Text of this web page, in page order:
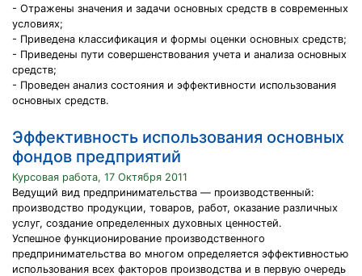
- Отражены значения и задачи основных средств в современных
условиях;
- Приведена классификация и формы оценки основных средств;
- Приведены пути совершенствования учета и анализа основных
средств;
- Проведен анализ состояния и эффективности использования
основных средств.
Эффективность использования основных
фондов предприятий
Курсовая работа, 17 Октября 2011
Ведущий вид предпринимательства — производственный:
производство продукции, товаров, работ, оказание различных
услуг, создание определенных духовных ценностей.
Успешное функционирование производственного
предпринимательства во многом определяется эффективностью
использования всех факторов производства и в первую очередь